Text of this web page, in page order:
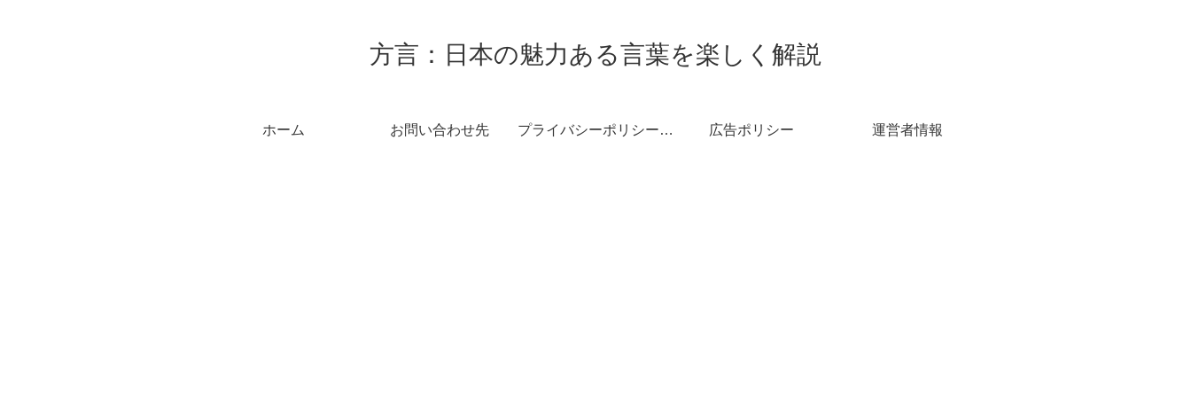
方言：日本の魅力ある言葉を楽しく解説
ホーム お問い合わせ先 プライバシーポリシー・免責事項 広告ポリシー 運営者情報